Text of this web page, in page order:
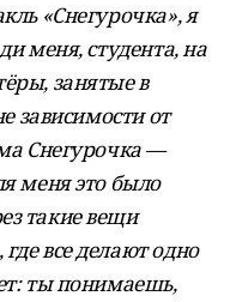
«Снегурочка», я
меня, студента, на
занятые в
зависимости от
Снегурочка —
меня это было
такие вещи
все делают одно
ты понимаешь,